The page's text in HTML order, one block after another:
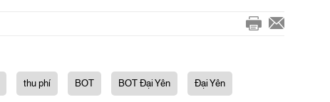
thu phí BOT BOT Đại Yên Đại Yên